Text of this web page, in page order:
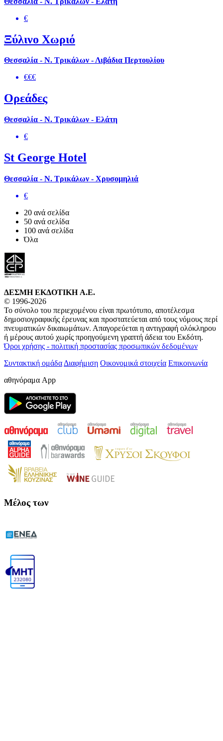
€
Ξύλινο Χωριό
Θεσσαλία - Ν. Τρικάλων - Λιβάδια Περτουλίου
€€€
Ορεάδες
Θεσσαλία - Ν. Τρικάλων - Ελάτη
€
St George Hotel
Θεσσαλία - Ν. Τρικάλων - Χρυσομηλιά
€
20 ανά σελίδα
50 ανά σελίδα
100 ανά σελίδα
Όλα
ΔΕΣΜΗ ΕΚΔΟΤΙΚΗ A.E.
© 1996-2026
Το σύνολο του περιεχομένου είναι πρωτότυπο, αποτέλεσμα
δημοσιογραφικής έρευνας και προστατεύεται από τους νόμους περί
πνευματικών δικαιωμάτων. Απαγορεύεται η αντιγραφή ολόκληρου
ή μέρους αυτού χωρίς προηγούμενη γραπτή άδεια του Εκδότη.
Όροι χρήσης - πολιτική προστασίας προσωπικών δεδομένων
Συντακτική ομάδα Διαφήμιση Οικονομικά στοιχεία Επικοινωνία
αθηνόραμα App
Μέλος των